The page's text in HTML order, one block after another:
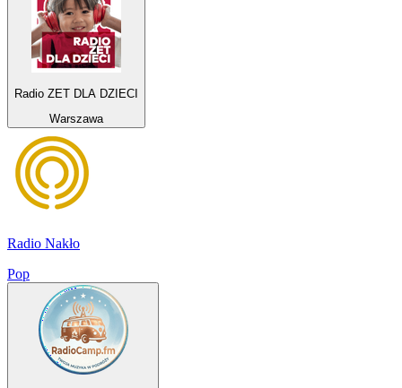
Radio ZET DLA DZIECI
Warszawa
Radio Nakło
Pop